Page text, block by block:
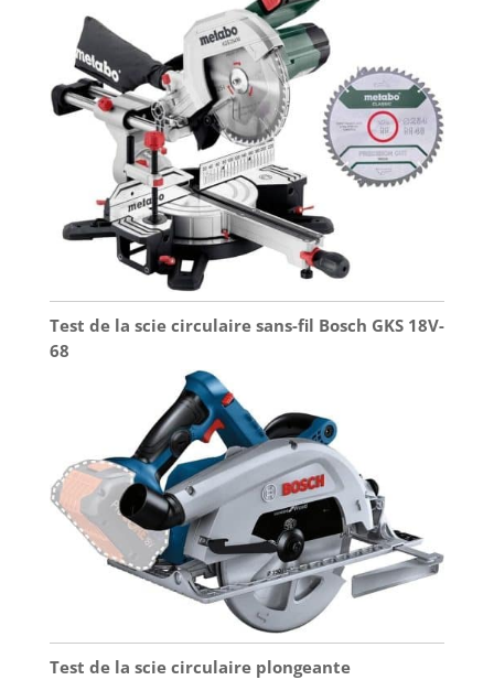
Test de la scie circulaire sans-fil Bosch GKS 18V-
68
Test de la scie circulaire plongeante